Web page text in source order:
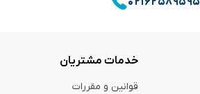
خدمات مشتریان
قوانین و مقررات